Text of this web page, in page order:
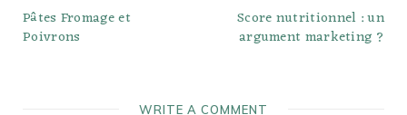
Pâtes Fromage et
Poivrons
Score nutritionnel : un
argument marketing ?
WRITE A COMMENT